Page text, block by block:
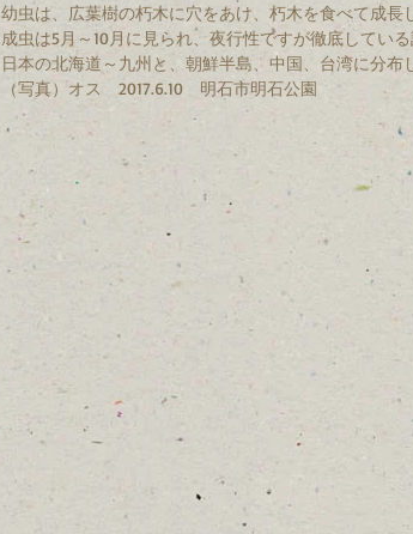
幼虫は、広葉樹の朽木に穴をあけ、朽木を食べて成長
成虫は5月～10月に見られ、夜行性ですが徹底してい
日本の北海道～九州と、朝鮮半島、中国、台湾に分布
（写真）オス　2017.6.10　明石市明石公園